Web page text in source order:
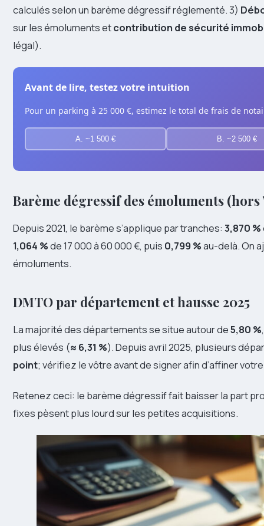
calculés selon un barème dégressif réglementé. 3)
sur les émoluments etcontribution de sécurité
légal).
Avant de lire, testez votre intuition
Pour un parking à 25 000 €, estimez le total de frais de
A. ~1 500 € B. ~2 500 €
Barème dégressif des émoluments (hors
Depuis 2021, le barème s’applique par tranches: 3,870 %
1,064 %de 17 000 à 60 000 €, puis 0,799 %au-delà. On
émoluments.
DMTO par département et hausse 2025
La majorité des départements se situe autour de5,80 %
plus élevés (≈ 6,31 %). Depuis avril 2025, plusieurs
point; vérifiez le vôtre avant de signer afin d’affiner
Retenez ceci: le barème dégressif fait baisser la part
fixes pèsent plus lourd sur les petites acquisitions.